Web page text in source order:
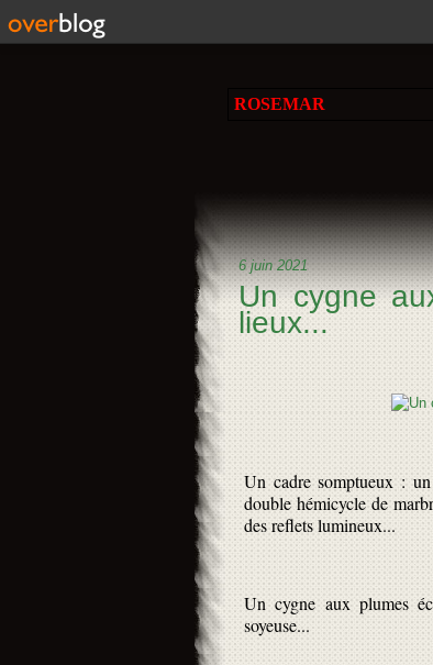
ROSEMAR
6 juin 2021
Un cygne
lieux...
Un cadre somptueux :
double hémicycle de
des reflets lumineux...
Un cygne aux plumes
soyeuse...